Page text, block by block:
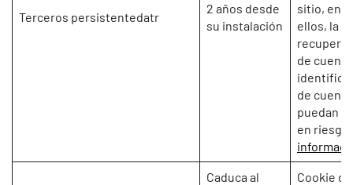
Terceros persistentedatr
2 años desde
su instalación
sitio,
ellos, la
de
de
puedan
en
Caduca al
Cookie